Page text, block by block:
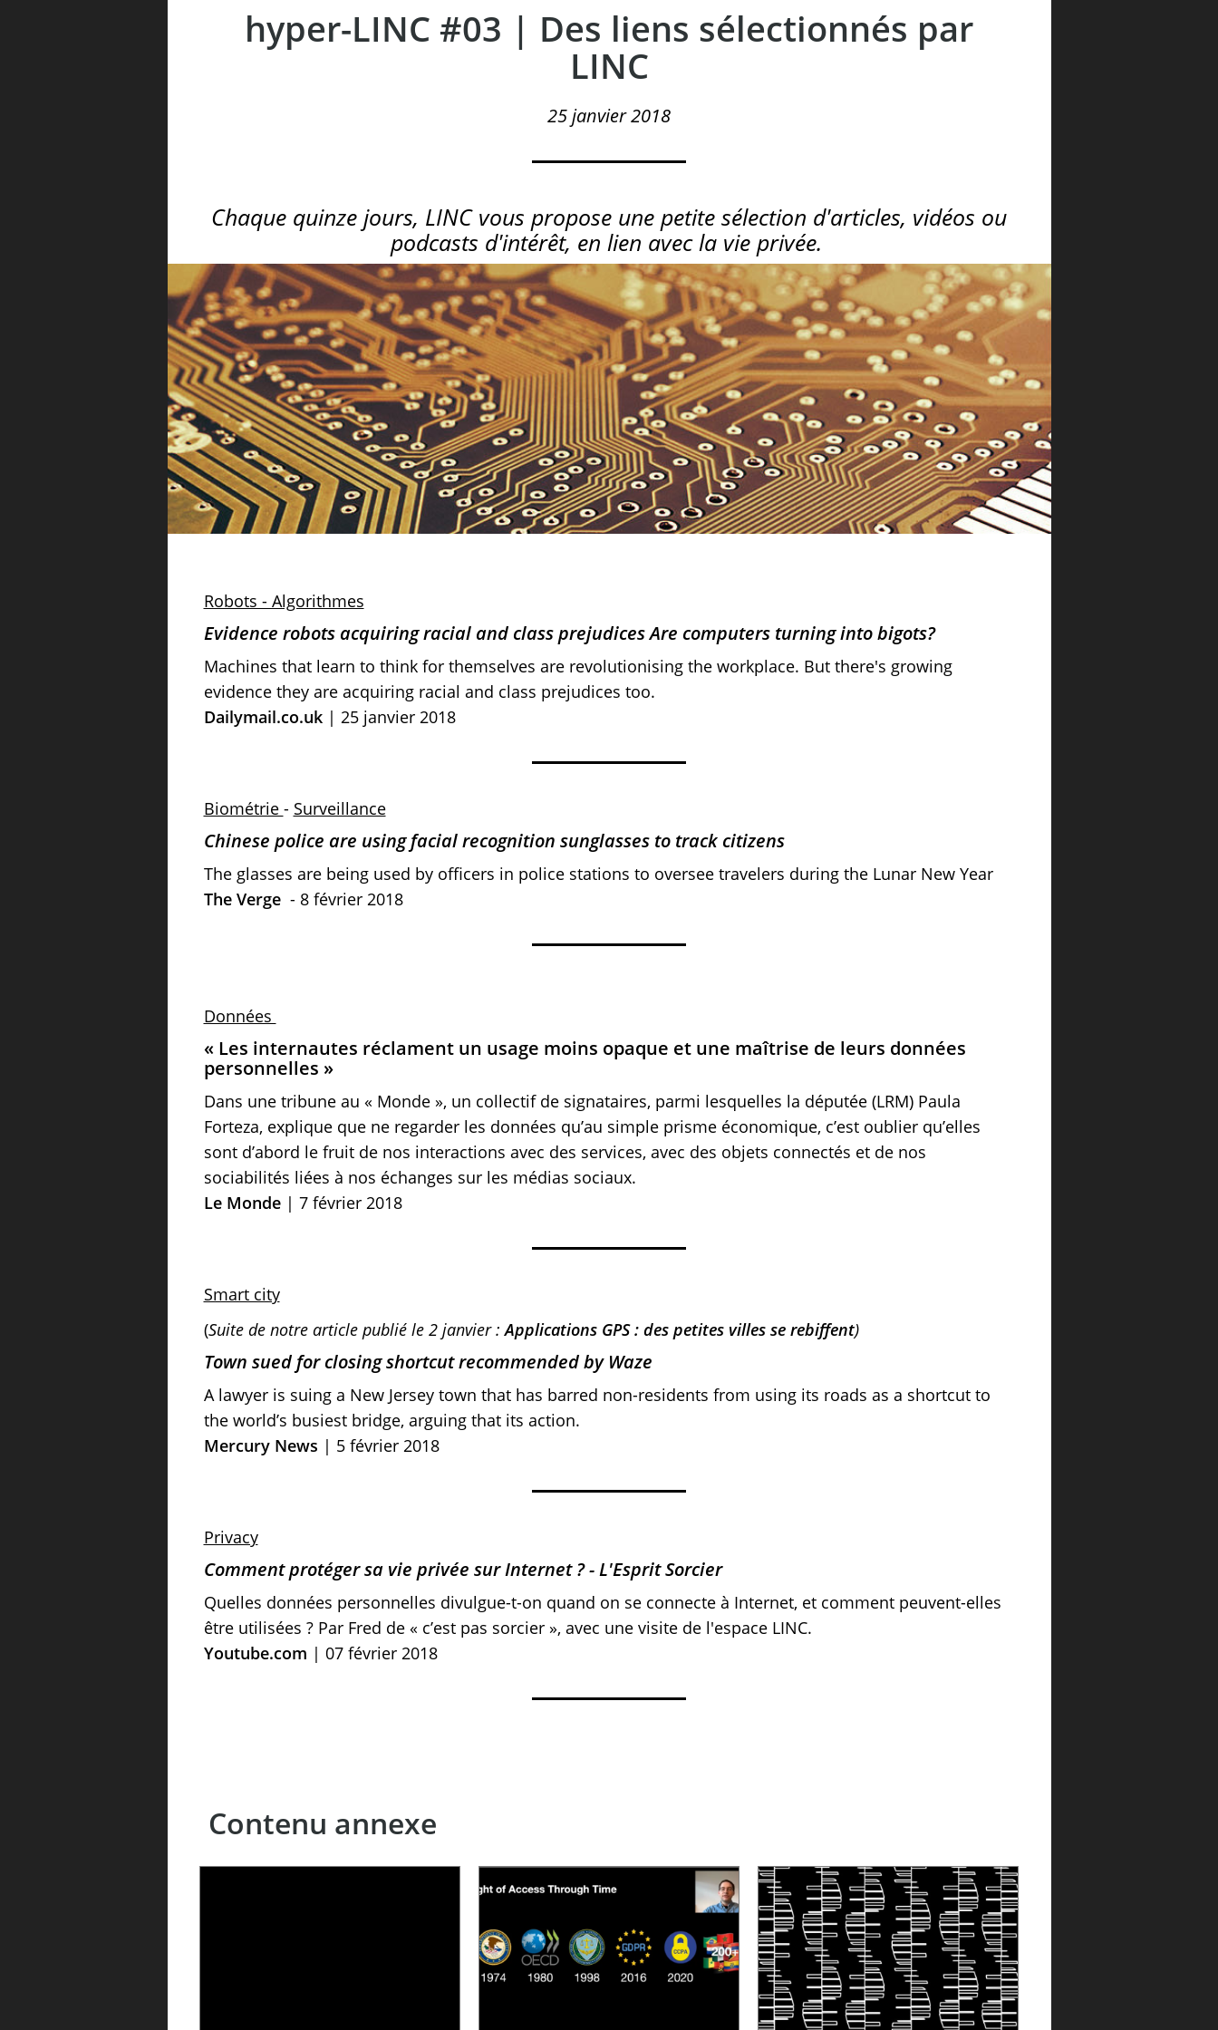
hyper-LINC #03 | Des liens sélectionnés par
LINC
25 janvier 2018
Chaque quinze jours, LINC vous propose une petite sélection d'articles, vidéos ou
podcasts d'intérêt, en lien avec la vie privée.
Robots - Algorithmes
Evidence robots acquiring racial and class prejudices Are computers turning into bigots?
Machines that learn to think for themselves are revolutionising the workplace. But there's growing
evidence they are acquiring racial and class prejudices too.
Dailymail.co.uk| 25 janvier 2018
Biométrie - Surveillance
Chinese police are using facial recognition sunglasses to track citizens
The glasses are being used by officers in police stations to oversee travelers during the Lunar New Year
The Verge- 8 février 2018
Données
« Les internautes réclament un usage moins opaque et une maîtrise de leurs données
personnelles »
Dans une tribune au « Monde », un collectif de signataires, parmi lesquelles la députée (LRM) Paula
Forteza, explique que ne regarder les données qu’au simple prisme économique, c’est oublier qu’elles
sont d’abord le fruit de nos interactions avec des services, avec des objets connectés et de nos
sociabilités liées à nos échanges sur les médias sociaux.
Le Monde| 7 février 2018
Smart city
(Suite de notre article publié le 2 janvier :Applications GPS : des petites villes se rebiffent)
Town sued for closing shortcut recommended by Waze
A lawyer is suing a New Jersey town that has barred non-residents from using its roads as a shortcut to
the world’s busiest bridge, arguing that its action.
Mercury News | 5 février 2018
Privacy
Comment protéger sa vie privée sur Internet ? - L'Esprit Sorcier
Quelles données personnelles divulgue-t-on quand on se connecte à Internet, et comment peuvent-elles
être utilisées ? Par Fred de « c’est pas sorcier », avec une visite de l'espace LINC.
Youtube.com | 07 février 2018
Contenu annexe